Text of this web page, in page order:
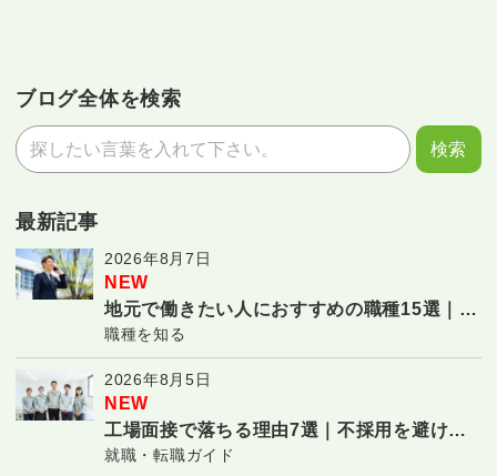
ブログ全体を検索
最新記事
2026年8月7日
NEW
地元で働きたい人におすすめの職種15選｜転
勤なしで長く働ける仕事
職種を知る
2026年8月5日
NEW
工場面接で落ちる理由7選｜不採用を避ける
対策と合格のコツ
就職・転職ガイド